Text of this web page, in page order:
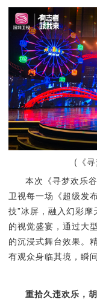
(《
本次《寻梦欢乐
卫视每一场《超级发
技”冰屏，融入幻彩
的视觉盛宴，通过大
的沉浸式舞台效果。
有观众身临其境，瞬
重拾久违欢乐，